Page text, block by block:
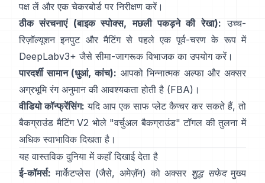
पक्ष लें और एक चेकरबोर्ड पर निरीक्षण करें।
ठीक संरचनाएं (बाइक स्पोक्स, मछली पकड़ने की रेखा): उच्च-
रिज़ॉल्यूशन इनपुट और मैटिंग से पहले एक पूर्व-चरण के रूप में
DeepLabv3+ जैसे सीमा-जागरूक विभाजक का उपयोग करें।
पारदर्शी सामान (धुआं, कांच): आपको भिन्नात्मक अल्फा और अक्सर
अग्रभूमि रंग अनुमान की आवश्यकता होती है (FBA)।
वीडियो कॉन्फ्रेंसिंग: यदि आप एक साफ प्लेट कैप्चर कर सकते हैं, तो
बैकग्राउंड मैटिंग V2 भोले "वर्चुअल बैकग्राउंड" टॉगल की तुलना में
अधिक स्वाभाविक दिखता है।
यह वास्तविक दुनिया में कहाँ दिखाई देता है
ई-कॉमर्स: मार्केटप्लेस (जैसे, अमेज़ॅन) को अक्सर शुद्ध सफेदमुख्य